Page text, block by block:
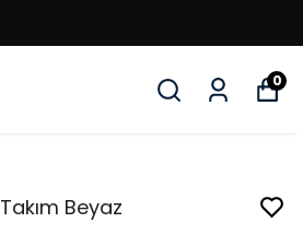
0
Beyaz